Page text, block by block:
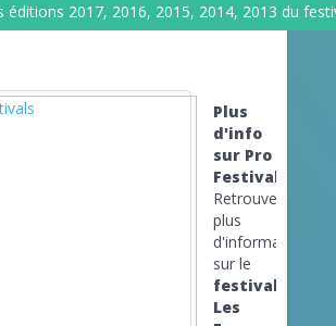
éditions 2017, 2016, 2015, 2014, 2013 du
Plus
d'info
sur Pro
Festivals
Retrouvez
plus
d'informations
sur le
festival
Les